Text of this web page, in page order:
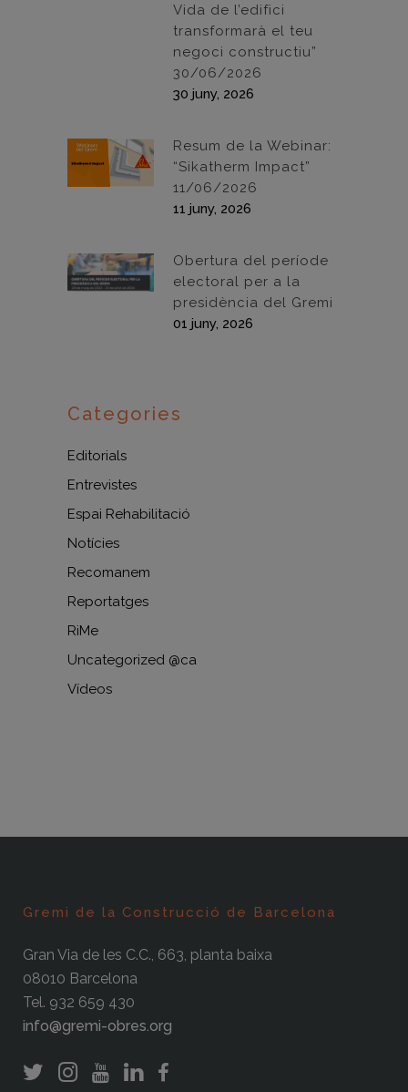
Vida de l’edifici
transformarà el teu
negoci constructiu”
30/06/2026
30 juny, 2026
Resum de la Webinar:
“Sikatherm Impact”
11/06/2026
11 juny, 2026
Obertura del període
electoral per a la
presidència del Gremi
01 juny, 2026
Categories
Editorials
Entrevistes
Espai Rehabilitació
Notícies
Recomanem
Reportatges
RiMe
Uncategorized @ca
Vídeos
Gremi de la Construcció de Barcelona
Gran Via de les C.C., 663, planta baixa
08010 Barcelona
Tel. 932 659 430
info@gremi-obres.org